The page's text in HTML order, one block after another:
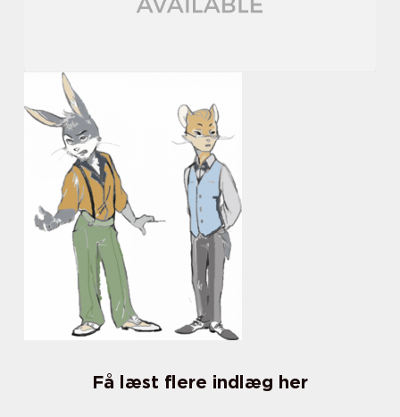
Få læst flere indlæg her